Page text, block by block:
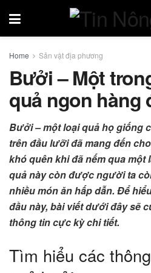
Home Sản vật địa phương
Bưởi – Một
quả ngon hàng
Bưởi – một loại quả họ giống
trên đầu lưỡi đã mang đến
khó quên khi đã nếm qua một
quả này còn được người ta
nhiều món ăn hấp dẫn. Để
đầu này, bài viết dưới đây sẽ
thông tin cực kỳ chi tiết.
Tìm hiểu các